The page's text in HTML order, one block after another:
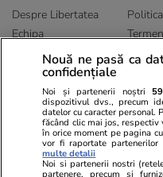
Despre Libertatea
Echipa
Publicitate
Politica de
confidențialitate
Ringier România
Libertatea pentru
ELLE
Nouă ne pasă ca
confidențiale
Noi și partenerii noștri
dispozitivul dvs., precum
datelor cu caracter personal.
făcând clic mai jos,
în orice moment pe pagina
vor fi raportate
multe detalii
Noi si partenerii nostri
partenere, precum si